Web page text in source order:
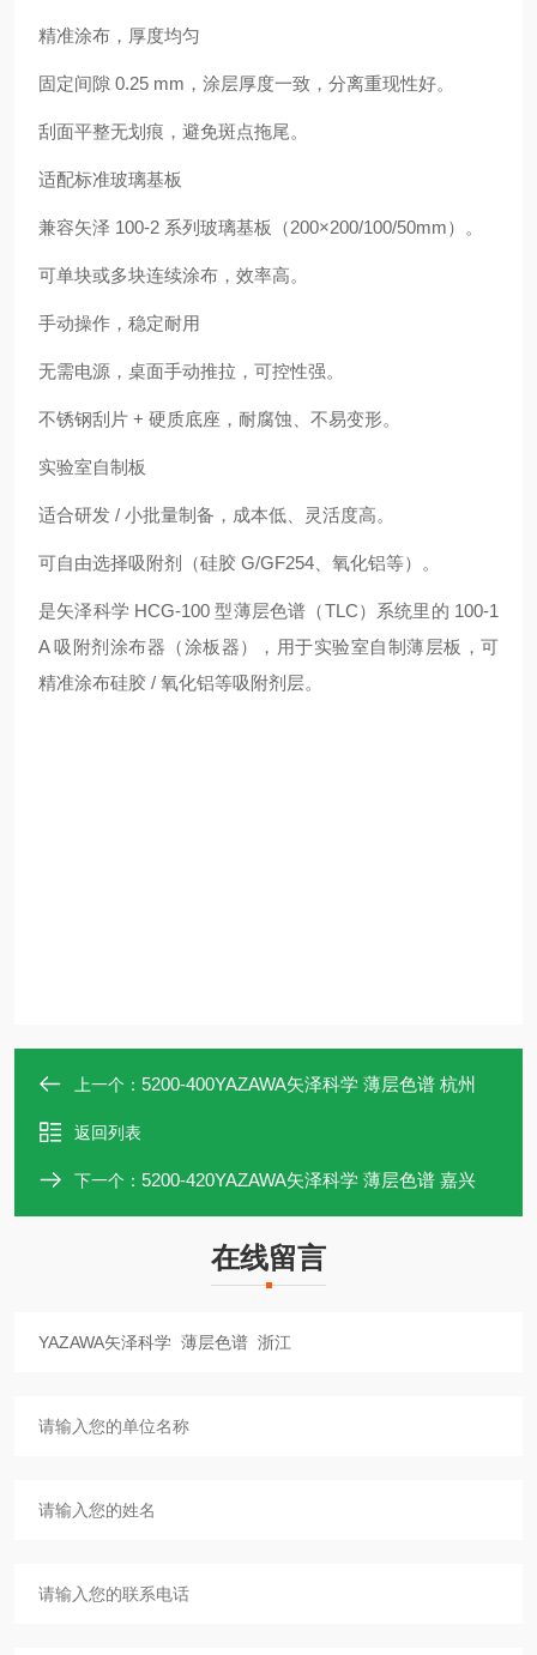
精准涂布，厚度均匀
固定间隙 0.25 mm，涂层厚度一致，分离重现性好。
刮面平整无划痕，避免斑点拖尾。
适配标准玻璃基板
兼容矢泽 100-2 系列玻璃基板（200×200/100/50mm）。
可单块或多块连续涂布，效率高。
手动操作，稳定耐用
无需电源，桌面手动推拉，可控性强。
不锈钢刮片 + 硬质底座，耐腐蚀、不易变形。
实验室自制板
适合研发 / 小批量制备，成本低、灵活度高。
可自由选择吸附剂（硅胶 G/GF254、氧化铝等）。
是矢泽科学 HCG-100 型薄层色谱（TLC）系统里的 100-1
A 吸附剂涂布器（涂板器），用于实验室自制薄层板，可
精准涂布硅胶 / 氧化铝等吸附剂层。
上一个： 5200-400YAZAWA矢泽科学 薄层色谱 杭州
返回列表
下一个： 5200-420YAZAWA矢泽科学 薄层色谱 嘉兴
在线留言